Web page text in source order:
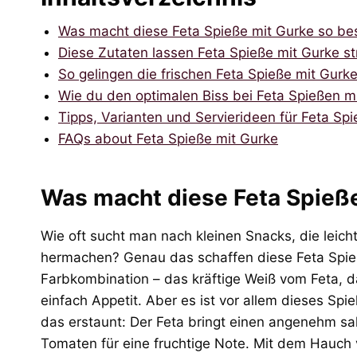
Was macht diese Feta Spieße mit Gurke so
Diese Zutaten lassen Feta Spieße mit Gurke
So gelingen die frischen Feta Spieße mit Gurke
Wie du den optimalen Biss bei Feta Spießen
Tipps, Varianten und Servierideen für Feta
FAQs about Feta Spieße mit Gurke
Was macht diese Feta
Wie oft sucht man nach kleinen Snacks, die
hermachen? Genau das schaffen diese Feta
Farbkombination – das kräftige Weiß vom Feta,
einfach Appetit. Aber es ist vor allem dieses
das erstaunt: Der Feta bringt einen angenehm
Tomaten für eine fruchtige Note. Mit dem